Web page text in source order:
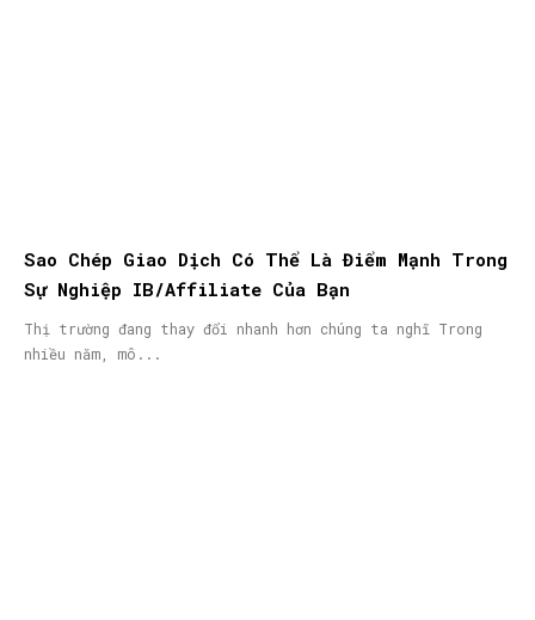
Sao Chép Giao Dịch Có Thể Là Điểm Mạnh Trong
Sự Nghiệp IB/Affiliate Của Bạn
Thị trường đang thay đổi nhanh hơn chúng ta nghĩ Trong
nhiều năm, mô...